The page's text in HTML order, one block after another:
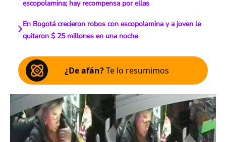
escopolamina; hay recompensa por ellas
En Bogotá crecieron robos con escopolamina y a joven le
quitaron $ 25 millones en una noche
¿De afán?Te lo resumimos